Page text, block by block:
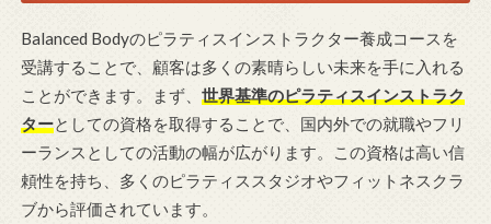
Balanced Bodyのピラティスインストラクター養成コースを
受講することで、顧客は多くの素晴らしい未来を手に入れる
ことができます。まず、 世界基準のピラティスインストラク
ターとしての資格を取得することで、国内外での就職やフリ
ーランスとしての活動の幅が広がります。この資格は高い信
頼性を持ち、多くのピラティススタジオやフィットネスクラ
ブから評価されています。